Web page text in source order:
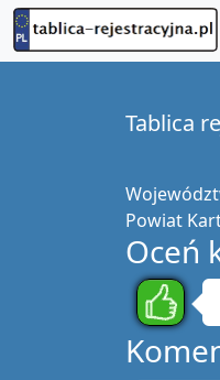
Tablica
Powiat
Oceń